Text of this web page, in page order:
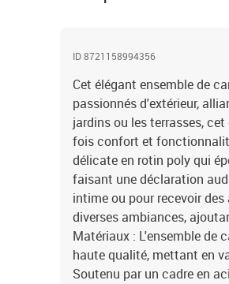
ID 8721158994356
Cet élégant ensemble de
passionnés d'extérieur,
jardins ou les terrasses,
fois confort et
délicate en rotin poly qui
faisant une déclaration
intime ou pour recevoir
diverses ambiances,
Matériaux : L'ensemble de
haute qualité, mettant en
Soutenu par un cadre en